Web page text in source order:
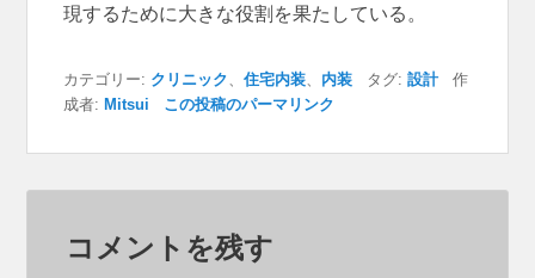
現するために大きな役割を果たしている。
カテゴリー: クリニック 、住宅内装 内装 タグ:設計作
成者:Mitsui この投稿のパーマリンク
コメントを残す